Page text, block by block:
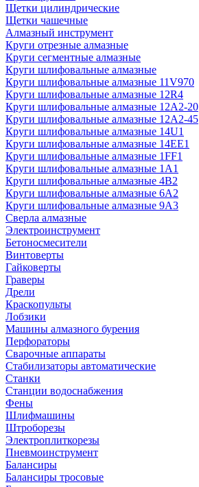
Щетки цилиндрические
Щетки чашечные
Алмазный инструмент
Круги отрезные алмазные
Круги сегментные алмазные
Круги шлифовальные алмазные
Круги шлифовальные алмазные 11V970
Круги шлифовальные алмазные 12R4
Круги шлифовальные алмазные 12А2-20
Круги шлифовальные алмазные 12А2-45
Круги шлифовальные алмазные 14U1
Круги шлифовальные алмазные 14ЕЕ1
Круги шлифовальные алмазные 1FF1
Круги шлифовальные алмазные 1А1
Круги шлифовальные алмазные 4В2
Круги шлифовальные алмазные 6A2
Круги шлифовальные алмазные 9А3
Сверла алмазные
Электроинструмент
Бетоносмесители
Винтоверты
Гайковерты
Граверы
Дрели
Краскопульты
Лобзики
Машины алмазного бурения
Перфораторы
Сварочные аппараты
Стабилизаторы автоматические
Станки
Станции водоснабжения
Фены
Шлифмашины
Штроборезы
Электроплиткорезы
Пневмоинструмент
Балансиры
Балансиры тросовые